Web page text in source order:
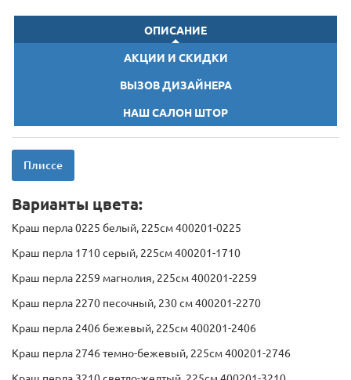
ОПИСАНИЕ
АКЦИИ И СКИДКИ
ВЫЗОВ ДИЗАЙНЕРА
НАШ САЛОН ШТОР
Плиссе
Варианты цвета:
Краш перла 0225 белый, 225см 400201-0225
Краш перла 1710 серый, 225см 400201-1710
Краш перла 2259 магнолия, 225см 400201-2259
Краш перла 2270 песочный, 230 см 400201-2270
Краш перла 2406 бежевый, 225см 400201-2406
Краш перла 2746 темно-бежевый, 225см 400201-2746